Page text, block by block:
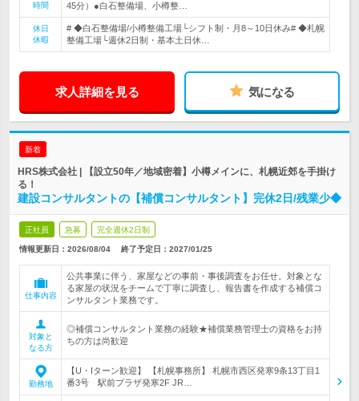
時間
45分）●白石整備場、小樽整…
休日
休暇
# ◆白石整備場/小樽整備工場└シフト制・月8～10日休み# ◆札幌
整備工場└週休2日制・基本土日休…
求人詳細を見る 気になる
新着
HRS株式会社 | 【設立50年／地域密着】小樽メインに、札幌近郊を手掛け
る！
建設コンサルタントの【補償コンサルタント】完休2日/残業少◆
正社員 急募 完全週休2日制
情報更新日：2026/08/04 終了予定日： 2027/01/25
仕事内容
公共事業に伴う、家屋などの事前・事後調査をお任せ。対象とな
る家屋の状況をチームで丁寧に調査し、報告書を作成する補償コ
ンサルタント業務です。
対象と
なる方
◎補償コンサルタント業務の経験★補償業務管理士の資格をお持
ちの方は尚歓迎
勤務地
【U・Iターン歓迎】 【札幌事務所】 札幌市西区発寒9条13丁目1
番3号 駅前プラザ発寒2F JR…